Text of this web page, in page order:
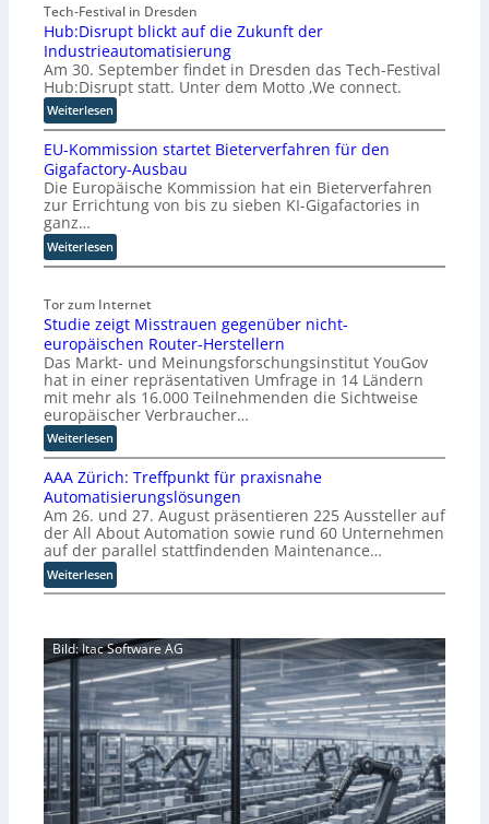
Tech-Festival in Dresden
Hub:Disrupt blickt auf die Zukunft der
Industrieautomatisierung
Am 30. September findet in Dresden das Tech-Festival
Hub:Disrupt statt. Unter dem Motto ‚We connect.
Weiterlesen:
H
u
b
:
D
s
r
p
t
b
l
i
c
k
t
a
u
f
d
i
e
Z
u
n
f
t
d
e
r
I
n
d
EU-Kommission startet Bieterverfahren für den
Gigafactory-Ausbau
Die Europäische Kommission hat ein Bieterverfahren
zur Errichtung von bis zu sieben KI-Gigafactories in
ganz…
Weiterlesen:
E
-
K
o
m
m
s
s
i
o
n
s
t
a
r
t
t
B
i
e
t
e
r
v
e
r
Tor zum Internet
Studie zeigt Misstrauen gegenüber nicht-
europäischen Router-Herstellern
Das Markt- und Meinungsforschungsinstitut YouGov
hat in einer repräsentativen Umfrage in 14 Ländern
mit mehr als 16.000 Teilnehmenden die Sichtweise
europäischer Verbraucher…
Weiterlesen:
S
t
u
d
i
e
z
e
t
M
i
s
s
t
r
a
u
AAA Zürich: Treffpunkt für praxisnahe
Automatisierungslösungen
Am 26. und 27. August präsentieren 225 Aussteller auf
der All About Automation sowie rund 60 Unternehmen
auf der parallel stattfindenden Maintenance…
Weiterlesen:
A
Z
ü
r
i
c
h
:
T
r
Bild: Itac Software AG